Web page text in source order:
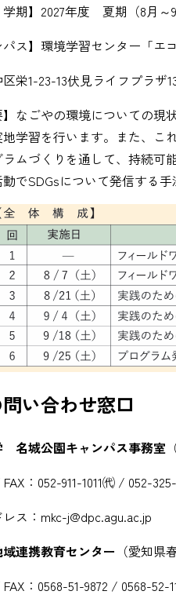
学期】2027年度 夏期（8月～9
パス】環境学習センター「エ
区栄1-23-13伏見ライフプラ
】なごやの環境についての
地学習を行います。また、こ
ムづくりを通して、持続可
でSDGsについて発信する手
い合わせ窓口
名城公園キャンパス事務室
：052-911-1011㈹ / 052-
ス： mkc-j@dpc.agu.ac.jp
連携教育センター （愛知県
：0568-51-9872 / 0568-52-